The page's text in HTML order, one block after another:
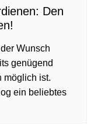
Den
Wunsch
genügend
möglich ist.
ein beliebtes